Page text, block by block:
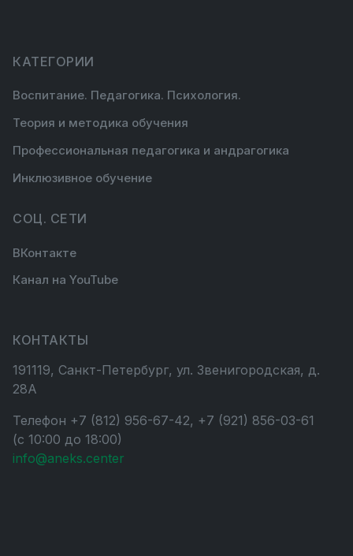
КАТЕГОРИИ
Воспитание. Педагогика. Психология.
Теория и методика обучения
Профессиональная педагогика и андрагогика
Инклюзивное обучение
СОЦ. СЕТИ
ВКонтакте
Канал на YouTube
КОНТАКТЫ
191119, Санкт-Петербург, ул. Звенигородская, д.
28А
Телефон +7 (812) 956-67-42, +7 (921) 856-03-61
(с 10:00 до 18:00)
info@aneks.center